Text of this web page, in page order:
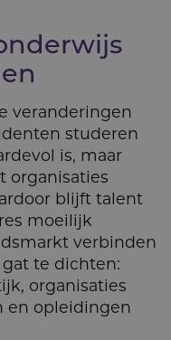
veranderingen
studeren
is, maar
organisaties
blijft talent
moeilijk
verbinden
te dichten:
organisaties
en opleidingen